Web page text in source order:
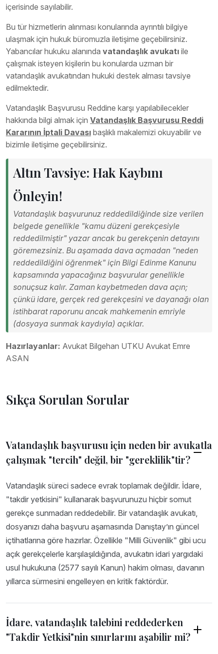
içerisinde sayılabilir.
Bu tür hizmetlerin alınması konularında ayrıntılı bilgiye
ulaşmak için hukuk büromuzla iletişime geçebilirsiniz.
Yabancılar hukuku alanında vatandaşlık avukatı ile
çalışmak isteyen kişilerin bu konularda uzman bir
vatandaşlık avukatından hukuki destek alması tavsiye
edilmektedir.
Vatandaşlık Başvurusu Reddine karşı yapılabilecekler
hakkında bilgi almak için Vatandaşlık Başvurusu Reddi
Kararının İptali Davası başlıklı makalemizi okuyabilir ve
bizimle iletişime geçebilirsiniz.
Altın Tavsiye: Hak Kaybını
Önleyin!
Vatandaşlık başvurunuz reddedildiğinde size verilen
belgede genellikle "kamu düzeni gerekçesiyle
reddedilmiştir" yazar ancak bu gerekçenin detayını
göremezsiniz. Bu aşamada dava açmadan "neden
reddedildiğini öğrenmek" için Bilgi Edinme Kanunu
kapsamında yapacağınız başvurular genellikle
sonuçsuz kalır. Zaman kaybetmeden dava açın;
çünkü idare, gerçek red gerekçesini ve dayanağı olan
istihbarat raporunu ancak mahkemenin emriyle
(dosyaya sunmak kaydıyla) açıklar.
Hazırlayanlar: Avukat Bilgehan UTKU Avukat Emre
ASAN
Sıkça Sorulan Sorular
Vatandaşlık başvurusu için neden bir avukatla
çalışmak "tercih" değil, bir "gereklilik"tir?
Vatandaşlık süreci sadece evrak toplamak değildir. İdare,
"takdir yetkisini" kullanarak başvurunuzu hiçbir somut
gerekçe sunmadan reddedebilir. Bir vatandaşlık avukatı,
dosyanızı daha başvuru aşamasında Danıştay’ın güncel
içtihatlarına göre hazırlar. Özellikle "Milli Güvenlik" gibi ucu
açık gerekçelerle karşılaşıldığında, avukatın idari yargıdaki
usul hukukuna (2577 sayılı Kanun) hakim olması, davanın
yıllarca sürmesini engelleyen en kritik faktördür.
İdare, vatandaşlık talebini reddederken
"Takdir Yetkisi"nin sınırlarını aşabilir mi?